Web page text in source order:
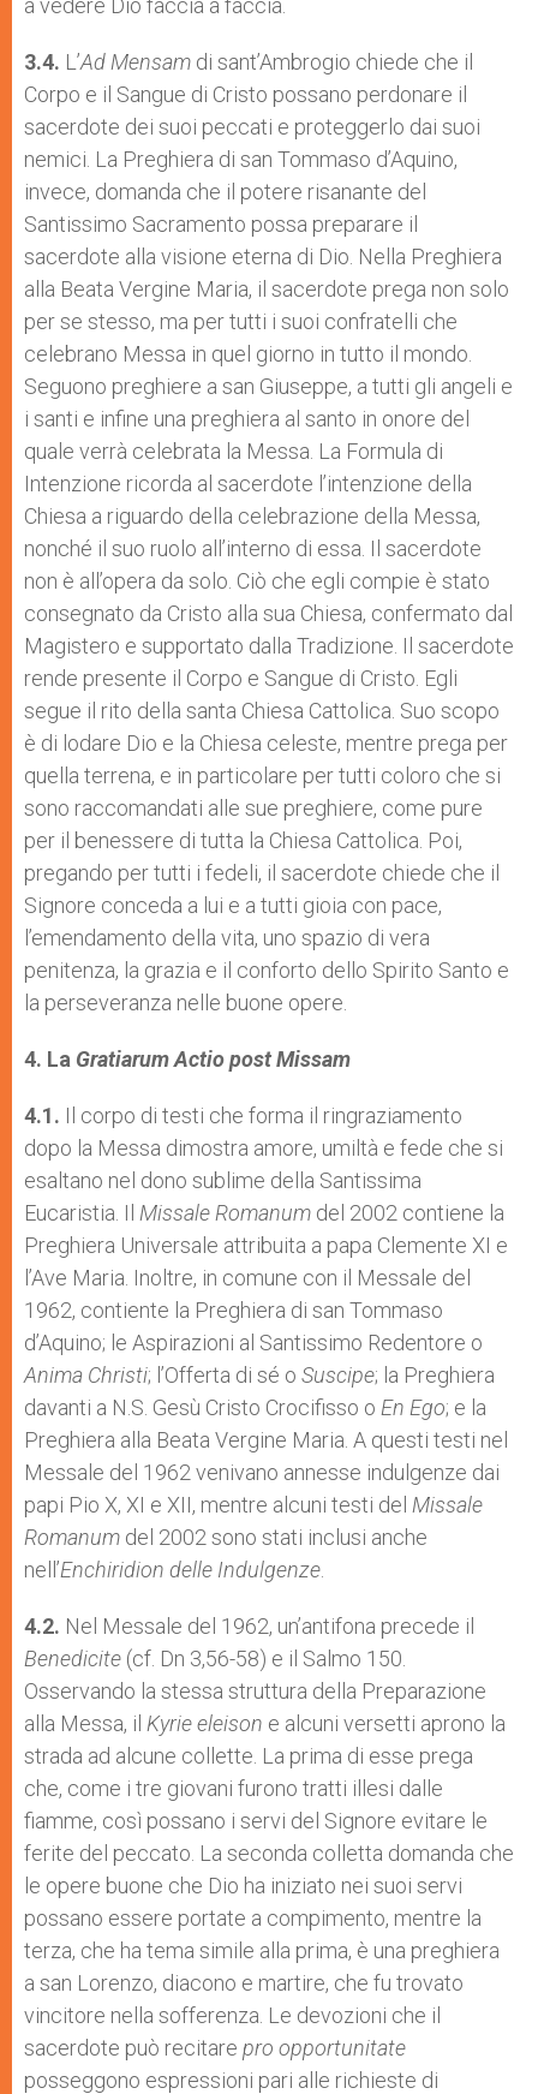
a vedere Dio faccia a faccia.
3.4. L’Ad Mensam di sant’Ambrogio chiede che il
Corpo e il Sangue di Cristo possano perdonare il
sacerdote dei suoi peccati e proteggerlo dai suoi
nemici. La Preghiera di san Tommaso d’Aquino,
invece, domanda che il potere risanante del
Santissimo Sacramento possa preparare il
sacerdote alla visione eterna di Dio. Nella Preghiera
alla Beata Vergine Maria, il sacerdote prega non solo
per se stesso, ma per tutti i suoi confratelli che
celebrano Messa in quel giorno in tutto il mondo.
Seguono preghiere a san Giuseppe, a tutti gli angeli e
i santi e infine una preghiera al santo in onore del
quale verrà celebrata la Messa. La Formula di
Intenzione ricorda al sacerdote l’intenzione della
Chiesa a riguardo della celebrazione della Messa,
nonché il suo ruolo all’interno di essa. Il sacerdote
non è all’opera da solo. Ciò che egli compie è stato
consegnato da Cristo alla sua Chiesa, confermato dal
Magistero e supportato dalla Tradizione. Il sacerdote
rende presente il Corpo e Sangue di Cristo. Egli
segue il rito della santa Chiesa Cattolica. Suo scopo
è di lodare Dio e la Chiesa celeste, mentre prega per
quella terrena, e in particolare per tutti coloro che si
sono raccomandati alle sue preghiere, come pure
per il benessere di tutta la Chiesa Cattolica. Poi,
pregando per tutti i fedeli, il sacerdote chiede che il
Signore conceda a lui e a tutti gioia con pace,
l’emendamento della vita, uno spazio di vera
penitenza, la grazia e il conforto dello Spirito Santo e
la perseveranza nelle buone opere.
4. La Gratiarum Actio post Missam
4.1. Il corpo di testi che forma il ringraziamento
dopo la Messa dimostra amore, umiltà e fede che si
esaltano nel dono sublime della Santissima
Eucaristia. Il Missale Romanum del 2002 contiene la
Preghiera Universale attribuita a papa Clemente XI e
l’Ave Maria. Inoltre, in comune con il Messale del
1962, contiente la Preghiera di san Tommaso
d’Aquino; le Aspirazioni al Santissimo Redentore o
Anima Christi; l’Offerta di sé o Suscipe; la Preghiera
davanti a N.S. Gesù Cristo Crocifisso o En Ego; e la
Preghiera alla Beata Vergine Maria. A questi testi nel
Messale del 1962 venivano annesse indulgenze dai
papi Pio X, XI e XII, mentre alcuni testi del Missale
Romanum del 2002 sono stati inclusi anche
nell’Enchiridion delle Indulgenze
4.2. Nel Messale del 1962, un’antifona precede il
Benedicite (cf. Dn 3,56-58) e il Salmo 150.
Osservando la stessa struttura della Preparazione
alla Messa, il Kyrie eleison e alcuni versetti aprono la
strada ad alcune collette. La prima di esse prega
che, come i tre giovani furono tratti illesi dalle
fiamme, così possano i servi del Signore evitare le
ferite del peccato. La seconda colletta domanda che
le opere buone che Dio ha iniziato nei suoi servi
possano essere portate a compimento, mentre la
terza, che ha tema simile alla prima, è una preghiera
a san Lorenzo, diacono e martire, che fu trovato
vincitore nella sofferenza. Le devozioni che il
sacerdote può recitare pro opportunitate
posseggono espressioni pari alle richieste di